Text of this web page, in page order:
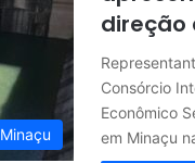
Minaçu
direção
Consórcio
Econômico
em Minaçu